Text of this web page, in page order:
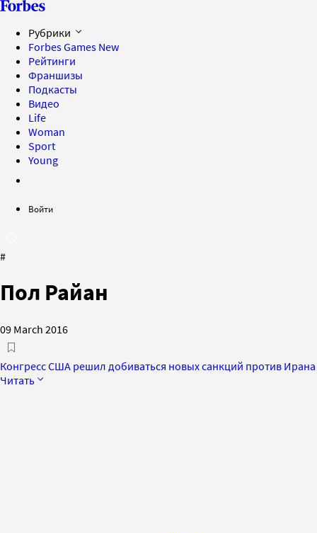
Рубрики
Forbes Games New
Рейтинги
Франшизы
Подкасты
Видео
Life
Woman
Sport
Young
Войти
#
Пол Райан
09 March 2016
Конгресс США решил добиваться новых санкций против Ирана
Читать